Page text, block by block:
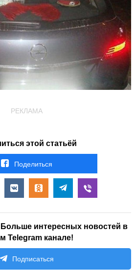
РЕКЛАМА
этой статьёй
Поделиться
интересных новостей в
Telegram канале!
Подписаться